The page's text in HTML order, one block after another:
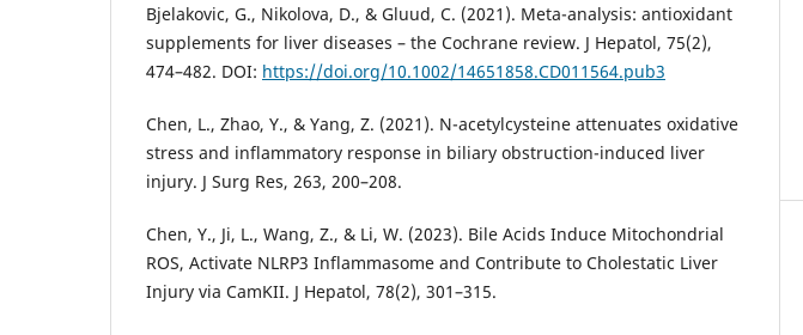
Bjelakovic, G., Nikolova, D., & Gluud, C. (2021). Meta-analysis: antioxidant
supplements for liver diseases – the Cochrane review. J Hepatol, 75(2),
474–482. DOI: https://doi.org/10.1002/14651858.CD011564.pub3
Chen, L., Zhao, Y., & Yang, Z. (2021). N-acetylcysteine attenuates oxidative
stress and inflammatory response in biliary obstruction-induced liver
injury. J Surg Res, 263, 200–208.
Chen, Y., Ji, L., Wang, Z., & Li, W. (2023). Bile Acids Induce Mitochondrial
ROS, Activate NLRP3 Inflammasome and Contribute to Cholestatic Liver
Injury via CamKII. J Hepatol, 78(2), 301–315.